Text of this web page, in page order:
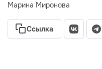
Марина Миронова
Ссылка